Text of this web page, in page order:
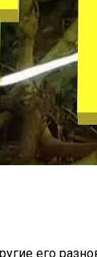
его